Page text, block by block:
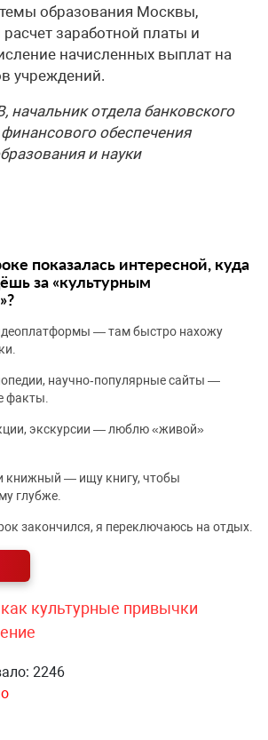
образования Москвы,
заработной платы и
начисленных выплат на
учреждений.
начальник отдела банковского
обеспечения
и науки
показалась интересной, куда
за «культурным
— там быстро нахожу
научно‑популярные сайты —
факты.
экскурсии — люблю «живой»
книжный — ищу книгу, чтобы
глубже.
закончился, я переключаюсь на отдых.
культурные привычки
2246